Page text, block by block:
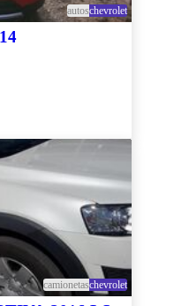
autoschevrolet
camionetaschevrolet